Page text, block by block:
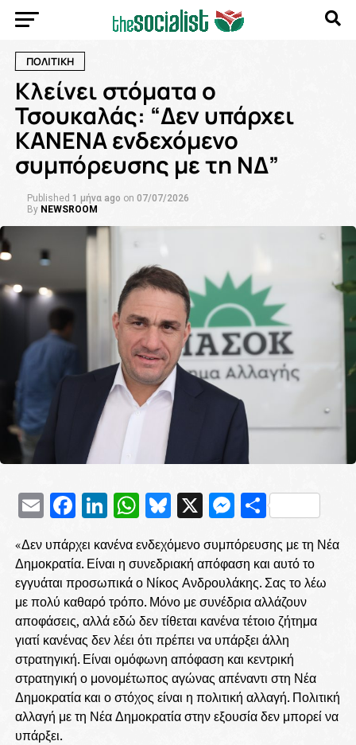
ΠΟΛΙΤΙΚΗ
Κλείνει στόματα ο
Τσουκαλάς: “Δεν υπάρχει
ΚΑΝΕΝΑ ενδεχόμενο
συμπόρευσης με τη ΝΔ”
Published 1 μήνα ago on 07/07/2026
By NEWSROOM
EmailFacebook
LinkedIn
WhatsApp
Bluesky
X
«Δεν υπάρχει κανένα ενδεχόμενο συμπόρευσης με τη Νέα
Δημοκρατία. Είναι η συνεδριακή απόφαση και αυτό το
εγγυάται προσωπικά ο Νίκος Ανδρουλάκης. Σας το λέω
με πολύ καθαρό τρόπο. Μόνο με συνέδρια αλλάζουν
αποφάσεις, αλλά εδώ δεν τίθεται κανένα τέτοιο ζήτημα
γιατί κανένας δεν λέει ότι πρέπει να υπάρξει άλλη
στρατηγική. Είναι ομόφωνη απόφαση και κεντρική
στρατηγική ο μονομέτωπος αγώνας απέναντι στη Νέα
Δημοκρατία και ο στόχος είναι η πολιτική αλλαγή. Πολιτική
αλλαγή με τη Νέα Δημοκρατία στην εξουσία δεν μπορεί να
υπάρξει.